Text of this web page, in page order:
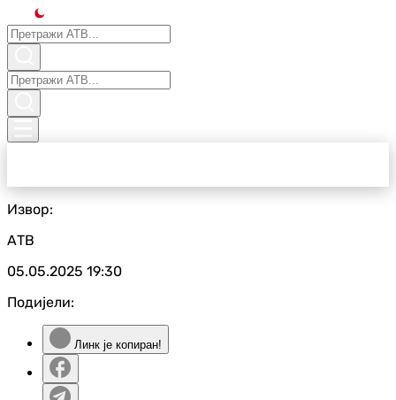
Извор:
АТВ
05.05.2025 19:30
Подијели:
Линк је копиран!